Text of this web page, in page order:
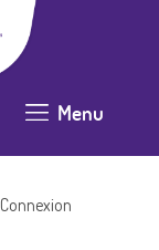
Menu
Connexion